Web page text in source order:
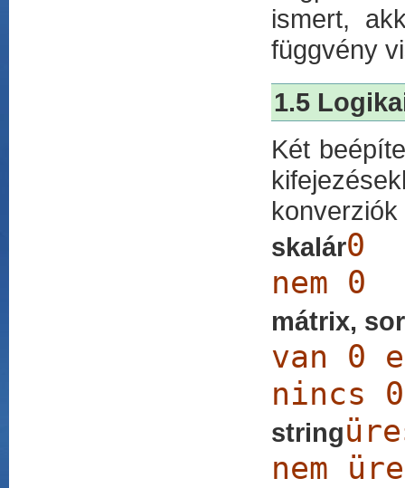
ismert,
függvény
1.5
Két
skalár
mátrix,
van 0
nincs
string
nem